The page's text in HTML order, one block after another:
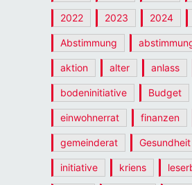
2022 2023 2024
Abstimmung
aktion alter anlass
bodeninitiative Budget
einwohnerrat finanzen
gemeinderat Gesundheit
initiative kriens